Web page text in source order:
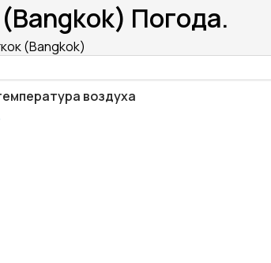
Погода.
(Bangkok)
воздуха